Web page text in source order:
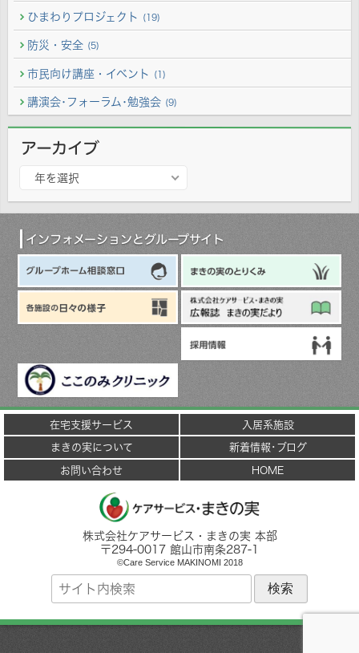
ひまわりプロジェクト (19)
防災・安全 (5)
市民向け講座・イベント (1)
講演会･フォーラム･勉強会 (9)
アーカイブ
カ
年を選択
インフォメーションとグループサイト
在宅支援サービス
入居系施設
まきの実について
新着情報･ブログ
お問い合わせ
HOME
株式会社ケアサービス・まきの実 本部
〒294-0017 館山市南条287-1
©Care Service MAKINOMI 2018
サ
ト
検
索